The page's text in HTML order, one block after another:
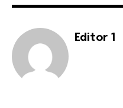
Editor 1